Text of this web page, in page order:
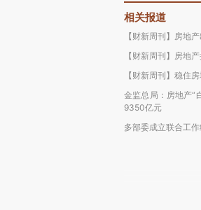
相关报道
【财新周刊】房地
【财新周刊】房地
【财新周刊】稳住
金监总局：房地产“
9350亿元
多部委成立联合工